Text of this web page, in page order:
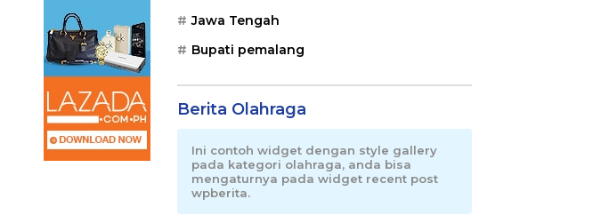
Jawa Tengah
Bupati pemalang
Berita Olahraga
Ini contoh widget dengan style gallery
pada kategori olahraga, anda bisa
mengaturnya pada widget recent post
wpberita.